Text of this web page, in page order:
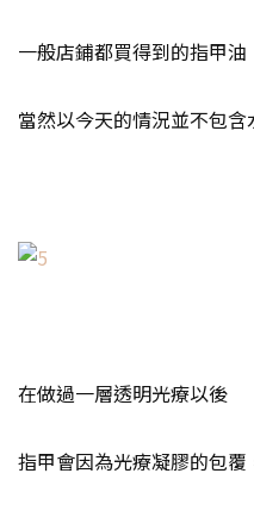
一般店鋪都買得到的指甲油
當然以今天的情況並不包含
在做過一層透明光療以後
指甲會因為光療凝膠的包覆